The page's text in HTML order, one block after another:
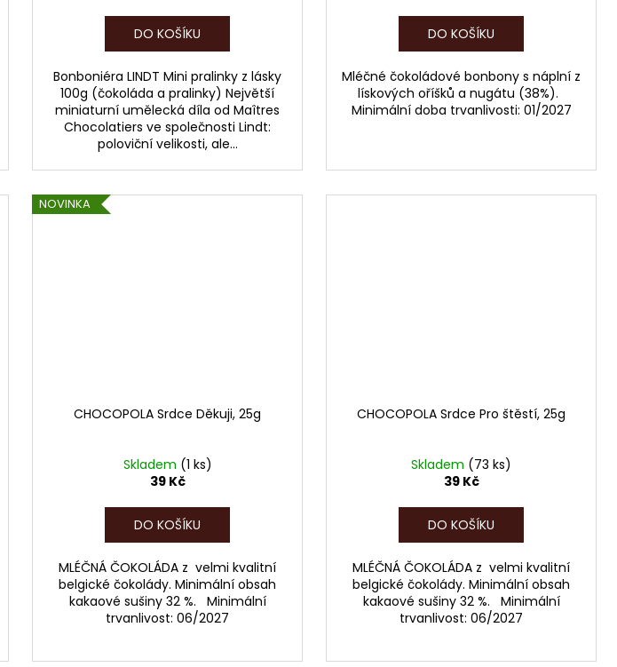
DO KOŠÍKU
Bonboniéra LINDT Mini pralinky z lásky
100g (čokoláda a pralinky) Největší
miniaturní umělecká díla od Maîtres
Chocolatiers ve společnosti Lindt:
poloviční velikosti, ale...
DO KOŠÍKU
Mléčné čokoládové bonbony s náplní z
lískových oříšků a nugátu (38%).
Minimální doba trvanlivosti: 01/2027
NOVINKA
CHOCOPOLA Srdce Děkuji, 25g
Skladem (1 ks)
39 Kč
DO KOŠÍKU
MLÉČNÁ ČOKOLÁDA z velmi kvalitní
belgické čokolády. Minimální obsah
kakaové sušiny 32 %. Minimální
trvanlivost: 06/2027
CHOCOPOLA Srdce Pro štěstí, 25g
Skladem (73 ks)
39 Kč
DO KOŠÍKU
MLÉČNÁ ČOKOLÁDA z velmi kvalitní
belgické čokolády. Minimální obsah
kakaové sušiny 32 %. Minimální
trvanlivost: 06/2027